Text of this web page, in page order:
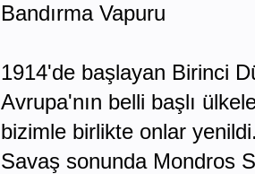
Bandırma Vapuru
1914'de başlayan Birinci
Avrupa'nın belli başlı
bizimle birlikte onlar
Savaş sonunda Mondros